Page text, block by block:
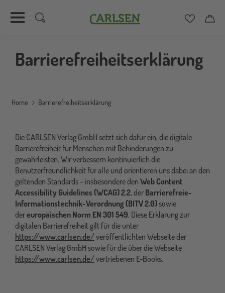
Inhalt
Carlsen
Barrierefreiheitserklärung
Home Barrierefreiheitserklärung
Die CARLSEN Verlag GmbH setzt sich dafür ein, die digitale
Barrierefreiheit für Menschen mit Behinderungen zu
gewährleisten. Wir verbessern kontinuierlich die
Benutzerfreundlichkeit für alle und orientieren uns dabei an den
geltenden Standards – insbesondere den Web Content
Accessibility Guidelines (WCAG) 2.2, der Barrierefreie-
Informationstechnik-Verordnung (BITV 2.0)sowie
dereuropäischen Norm EN 301 549. Diese Erklärung zur
digitalen Barrierefreiheit gilt für die unter
https://www.carlsen.de/ veröffentlichten Webseite der
CARLSEN Verlag GmbH sowie für die über die Webseite
https://www.carlsen.de/ vertriebenen E-Books.